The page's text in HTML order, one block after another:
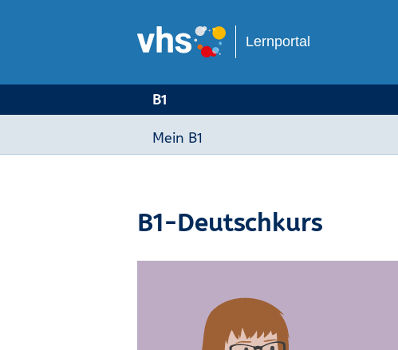
Lernportal
B1
Mein B1
B1-Deutschkurs